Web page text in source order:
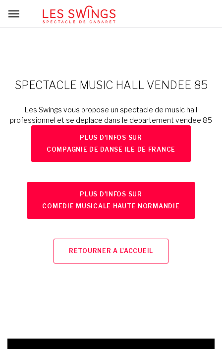
SPECTACLE MUSIC HALL VENDEE 85
Les Swings vous propose un spectacle de music hall
professionnel et se deplace dans le departement vendee 85
PLUS D'INFOS SUR
COMPAGNIE DE DANSE ILE DE FRANCE
PLUS D'INFOS SUR
COMEDIE MUSICALE HAUTE NORMANDIE
RETOURNER A L'ACCUEIL